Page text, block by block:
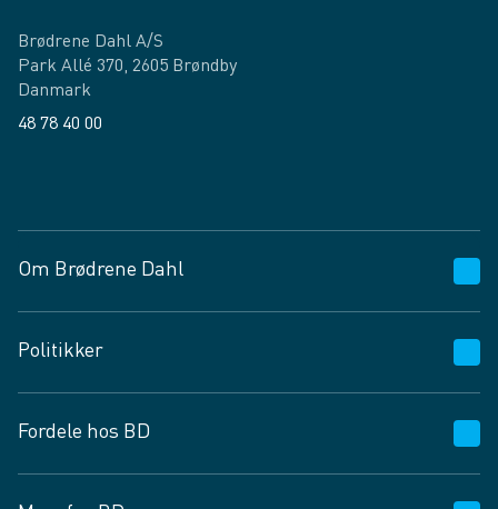
Brødrene Dahl A/S
Park Allé 370, 2605 Brøndby
Danmark
48 78 40 00
Om Brødrene Dahl
Vagttelefon 30 10 89 89
Spørgsmål og svar
Job og karriere
Fødevarekontrolrapport
Politikker
Privatlivspolitik
Cookies
Fordele hos BD